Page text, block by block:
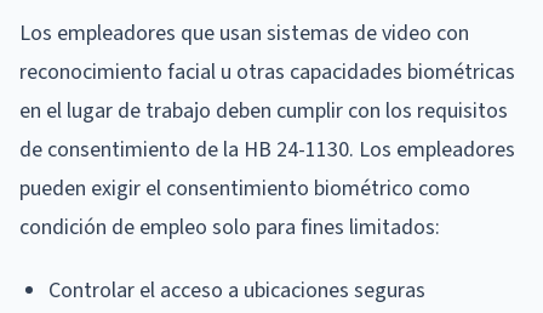
Los empleadores que usan sistemas de video con
reconocimiento facial u otras capacidades biométricas
en el lugar de trabajo deben cumplir con los requisitos
de consentimiento de la HB 24-1130. Los empleadores
pueden exigir el consentimiento biométrico como
condición de empleo solo para fines limitados:
Controlar el acceso a ubicaciones seguras